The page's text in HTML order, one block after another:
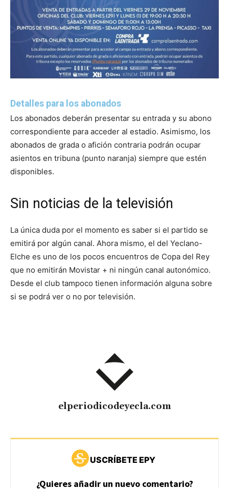
Detalles para los abonados
Los abonados deberán presentar su entrada y su abono
correspondiente para acceder al estadio. Asimismo, los
abonados de grada o afición contraria podrán ocupar
asientos en tribuna (punto naranja) siempre que estén
disponibles.
Sin noticias de la televisión
La única duda por el momento es saber si el partido se
emitirá por algún canal. Ahora mismo, el del Yeclano-
Elche es uno de los pocos encuentros de Copa del Rey
que no emitirán Movistar + ni ningún canal autonómico.
Desde el club tampoco tienen información alguna sobre
si se podrá ver o no por televisión.
elperiodicodeyecla.com
USCRÍBETE EPY
¿Quieres añadir un nuevo comentario?